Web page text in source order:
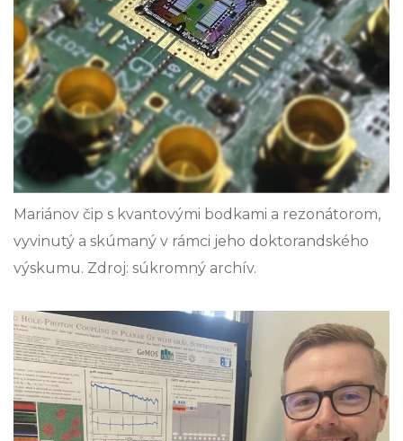
Mariánov čip s kvantovými bodkami a rezonátorom,
vyvinutý a skúmaný v rámci jeho doktorandského
výskumu. Zdroj: súkromný archív.